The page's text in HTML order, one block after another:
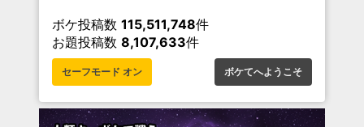
ボケ投稿数 115,511,748件
お題投稿数 8,107,633件
セーフモード オン ボケてへようこそ